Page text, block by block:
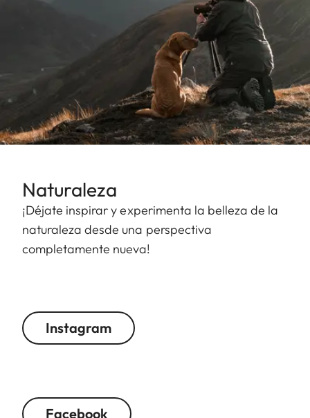
Naturaleza
¡Déjate inspirar y experimenta la belleza de la
naturaleza desde una perspectiva
completamente nueva!
Instagram
Facebook